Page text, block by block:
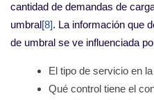
cantidad de demandas de
umbral[8]. La información que
de umbral se ve influenciada
El tipo de servicio en
Qué control tiene el